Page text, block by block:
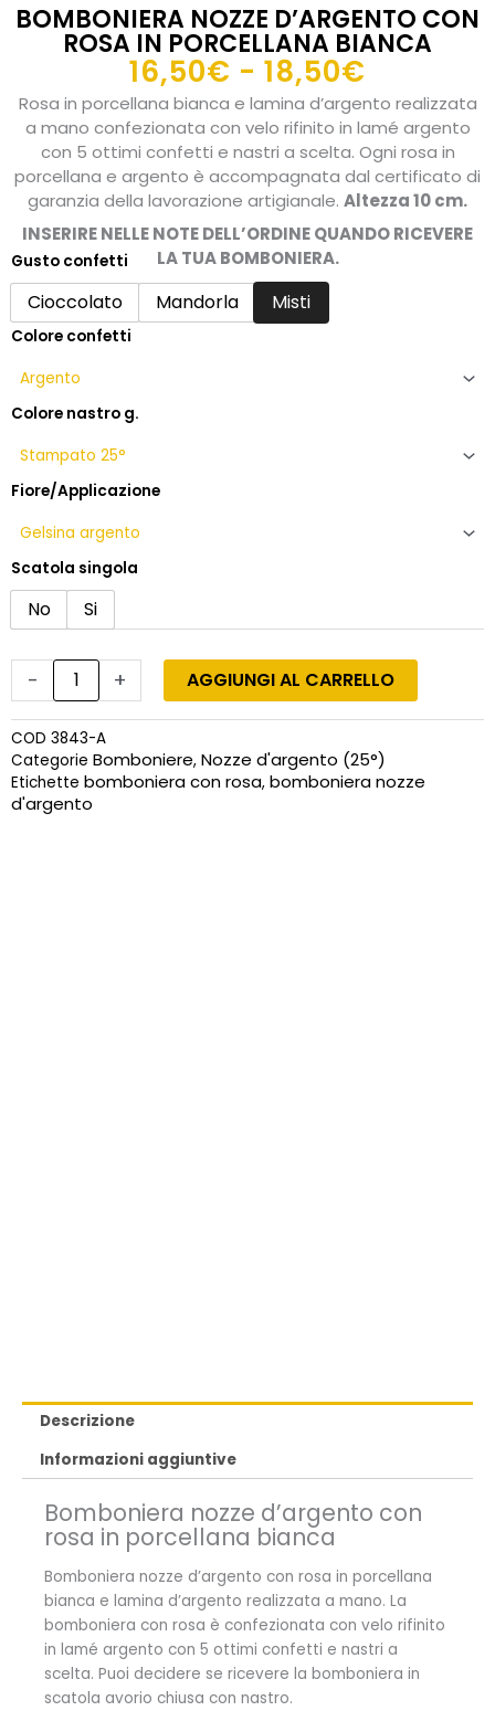
BOMBONIERA NOZZE D’ARGENTO CON
ROSA IN PORCELLANA BIANCA
16,50€ - 18,50€
di
prezzo:
da
16,50€
a
18,50€
Rosa in porcellana bianca e lamina d’argento realizzata
a mano confezionata con velo rifinito in lamé argento
con 5 ottimi confetti e nastri a scelta. Ogni rosa in
porcellana e argento è accompagnata dal certificato di
garanzia della lavorazione artigianale. Altezza 10 cm.
INSERIRE NELLE NOTE DELL’ORDINE QUANDO RICEVERE
LA TUA BOMBONIERA.
Gusto confetti
Cioccolato Mandorla Misti
Colore confetti
Colore nastro g.
Fiore/Applicazione
Scatola singola
No Si
-
Bomboniera
nozze
d'argento
con
in
porcellana
quantità
+ AGGIUNGI AL CARRELLO
COD 3843-A
Categorie Bomboniere, Nozze d'argento (25°)
Etichette bomboniera con rosa, bomboniera nozze
d'argento
Descrizione
Informazioni aggiuntive
Bomboniera nozze d’argento con
rosa in porcellana bianca
Bomboniera nozze d’argento con rosa in porcellana
bianca e lamina d’argento realizzata a mano. La
bomboniera con rosa è confezionata con velo rifinito
in lamé argento con 5 ottimi confetti e nastri a
scelta. Puoi decidere se ricevere la bomboniera in
scatola avorio chiusa con nastro.